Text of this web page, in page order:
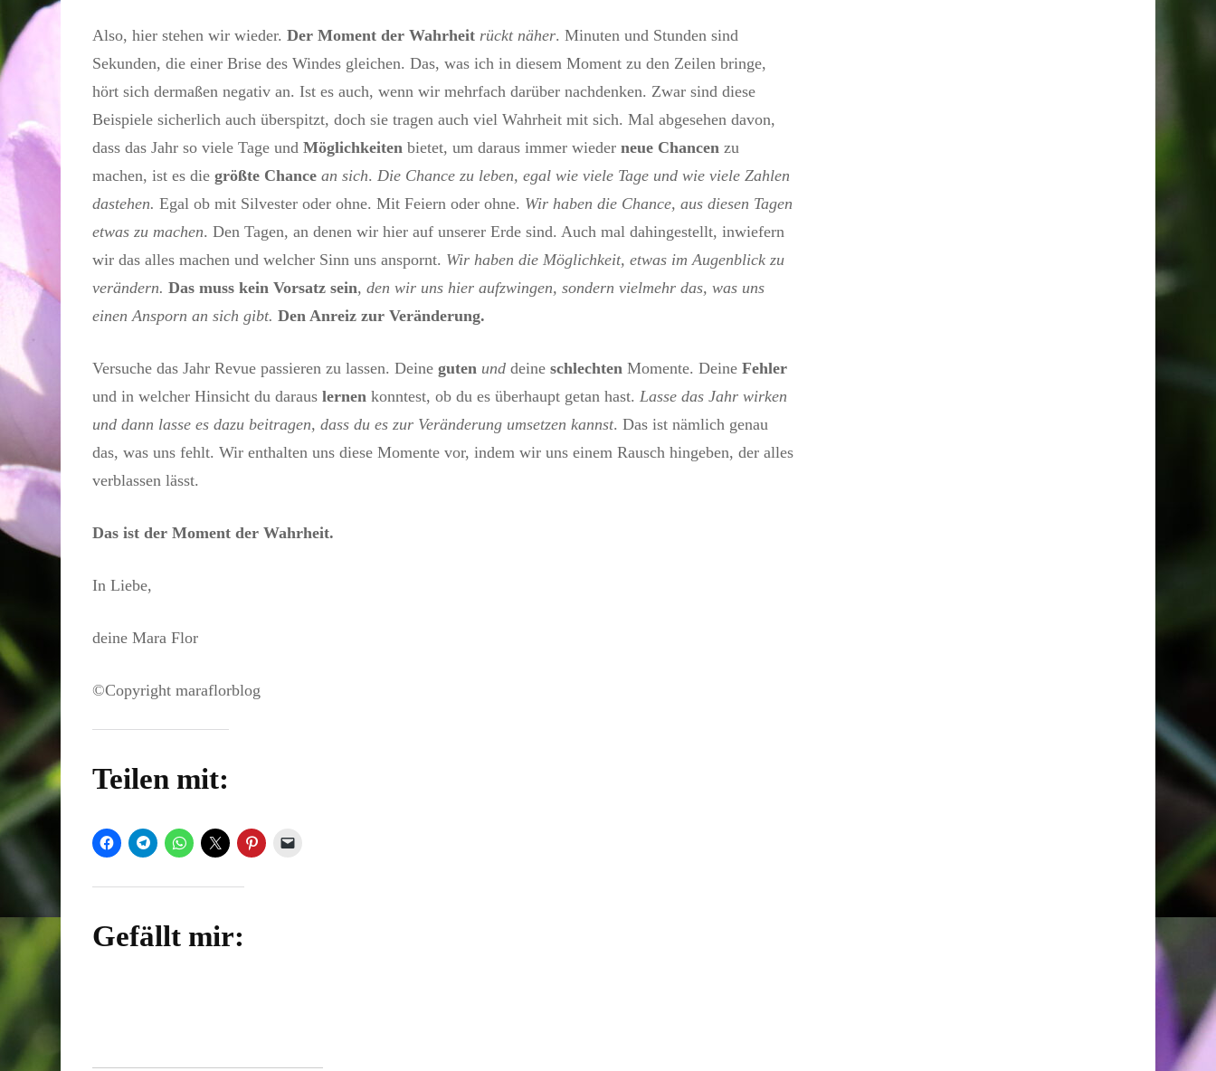
Also, hier stehen wir wieder. Der Moment der Wahrheit rückt näher. Minuten und Stunden sind
Sekunden, die einer Brise des Windes gleichen. Das, was ich in diesem Moment zu den Zeilen bringe,
hört sich dermaßen negativ an. Ist es auch, wenn wir mehrfach darüber nachdenken. Zwar sind diese
Beispiele sicherlich auch überspitzt, doch sie tragen auch viel Wahrheit mit sich. Mal abgesehen davon,
dass das Jahr so viele Tage und Möglichkeiten bietet, um daraus immer wieder neue Chancen zu
machen, ist es die größte Chance an sich. Die Chance zu leben, egal wie viele Tage und wie viele Zahlen
dastehen. Egal ob mit Silvester oder ohne. Mit Feiern oder ohne. Wir haben die Chance, aus diesen Tagen
etwas zu machen. Den Tagen, an denen wir hier auf unserer Erde sind. Auch mal dahingestellt, inwiefern
wir das alles machen und welcher Sinn uns anspornt. Wir haben die Möglichkeit, etwas im Augenblick zu
verändern. Das muss kein Vorsatz sein, den wir uns hier aufzwingen, sondern vielmehr das, was uns
einen Ansporn an sich gibt. Den Anreiz zur Veränderung.
Versuche das Jahr Revue passieren zu lassen. Deine guten und deine schlechten Momente. Deine Fehler
und in welcher Hinsicht du daraus lernen konntest, ob du es überhaupt getan hast. Lasse das Jahr wirken
und dann lasse es dazu beitragen, dass du es zur Veränderung umsetzen kannst. Das ist nämlich genau
das, was uns fehlt. Wir enthalten uns diese Momente vor, indem wir uns einem Rausch hingeben, der alles
verblassen lässt.
Das ist der Moment der Wahrheit.
In Liebe,
deine Mara Flor
©Copyright maraflorblog
Teilen mit:
Gefällt mir: